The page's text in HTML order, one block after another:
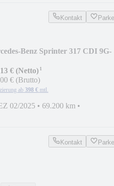
Kontakt
Benz Sprinter 317 CDI 9G-
€ (Netto)¹
€ (Brutto)
ab 398 € mtl.
02/2025 • 69.200 km •
Kontakt